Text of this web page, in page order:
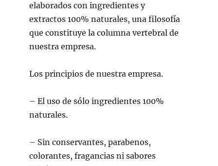
elaborados con ingredientes y
extractos 100% naturales, una filosofía
que constituye la columna vertebral de
nuestra empresa.
Los principios de nuestra empresa.
– El uso de sólo ingredientes 100%
naturales.
– Sin conservantes, parabenos,
colorantes, fragancias ni sabores